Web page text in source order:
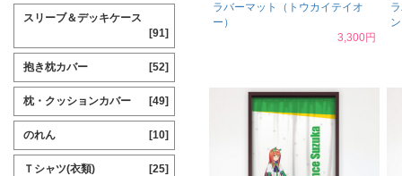
ラバーマット（トウカイテイオ
ー）
3,300円
スリーブ＆デッキケース
[91]
抱き枕カバー [52]
枕・クッションカバー [49]
のれん [10]
Ｔシャツ(衣類) [25]